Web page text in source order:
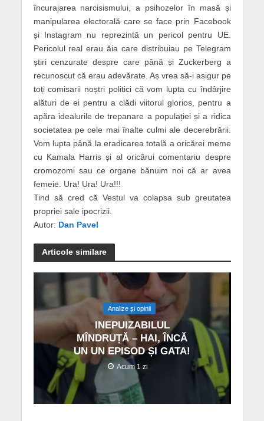
încurajarea narcisismului, a psihozelor în masă și
manipularea electorală care se face prin Facebook
și Instagram nu reprezintă un pericol pentru UE.
Pericolul real erau ăia care distribuiau pe Telegram
știri cenzurate despre care până și Zuckerberg a
recunoscut că erau adevărate. Aș vrea să-i asigur pe
toți comisarii noștri politici că vom lupta cu îndârjire
alături de ei pentru a clădi viitorul glorios, pentru a
apăra idealurile de trepanare a populației și a ridica
societatea pe cele mai înalte culmi ale decerebrării.
Vom lupta până la eradicarea totală a oricărei meme
cu Kamala Harris și al oricărui comentariu despre
cromozomi sau ce organe bănuim noi că ar avea
femeie. Ura! Ura! Ura!!!
Tind să cred că Vestul va colapsa sub greutatea
propriei sale ipocrizii.
Autor: Dan Pavel
Articole similare
Analize și opinii
INEPUIZABILUL
MÎNDRUȚĂ – HAI, ÎNCĂ
UN UN EPISOD ȘI GATA!
Acum 1 zi